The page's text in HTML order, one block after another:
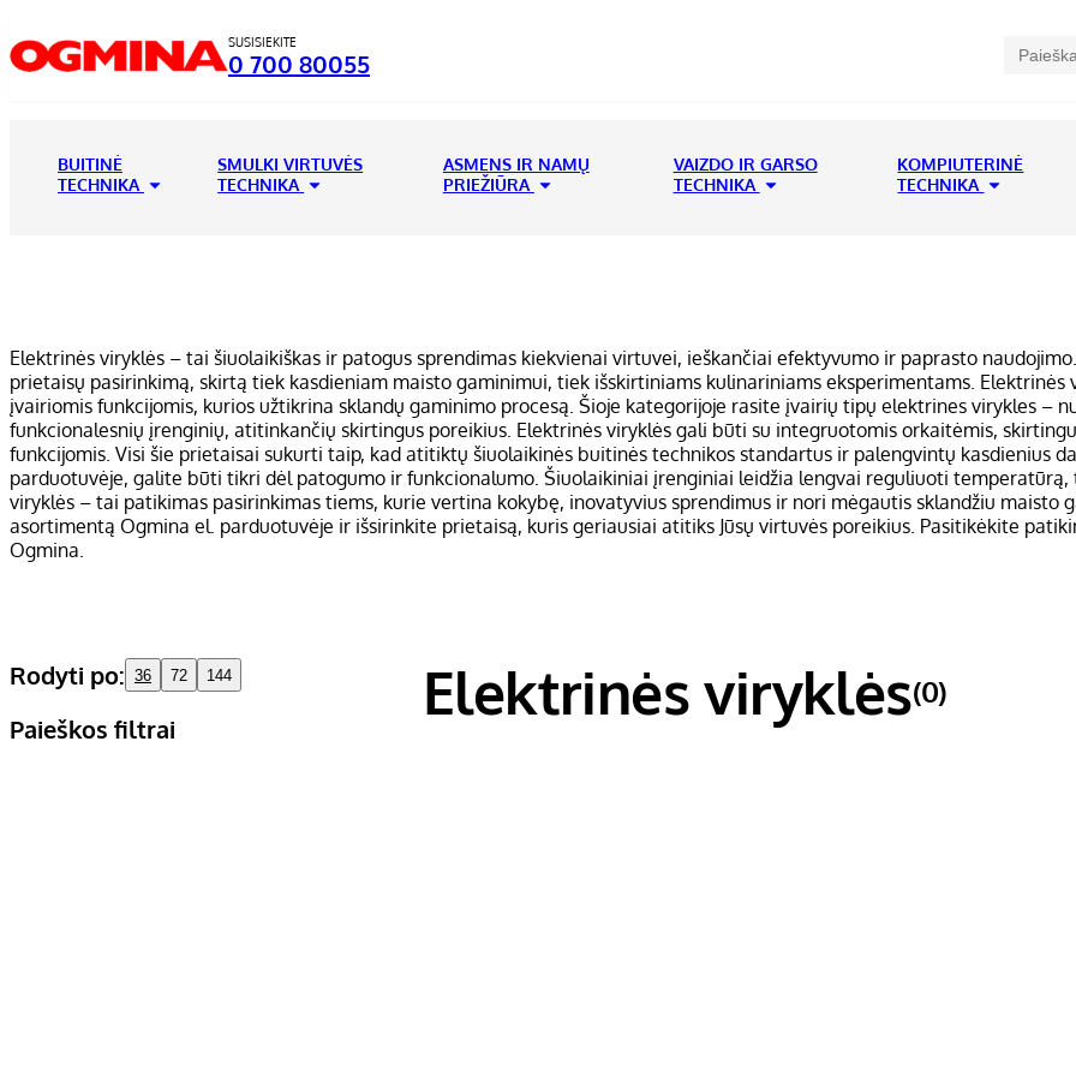
SUSISIEKITE
0 700 80055
BUITINĖ
TECHNIKA
SMULKI VIRTUVĖS
TECHNIKA
ASMENS IR NAMŲ
PRIEŽIŪRA
VAIZDO IR GARSO
TECHNIKA
KOMPIUTERINĖ
TECHNIKA
Elektrinės viryklės – tai šiuolaikiškas ir patogus sprendimas kiekvienai virtuvei, ieškančiai efektyvumo ir paprasto
prietaisų pasirinkimą, skirtą tiek kasdieniam maisto gaminimui, tiek išskirtiniams kulinariniams eksperimentams.
įvairiomis funkcijomis, kurios užtikrina sklandų gaminimo procesą. Šioje kategorijoje rasite įvairių tipų elektrines virykles –
funkcionalesnių įrenginių, atitinkančių skirtingus poreikius. Elektrinės viryklės gali būti su integruotomis orkaitėmis,
funkcijomis. Visi šie prietaisai sukurti taip, kad atitiktų šiuolaikinės buitinės technikos standartus ir palengvintų kasdienius
parduotuvėje, galite būti tikri dėl patogumo ir funkcionalumo. Šiuolaikiniai įrenginiai leidžia lengvai reguliuoti
viryklės – tai patikimas pasirinkimas tiems, kurie vertina kokybę, inovatyvius sprendimus ir nori mėgautis sklandžiu
asortimentą Ogmina el. parduotuvėje ir išsirinkite prietaisą, kuris geriausiai atitiks Jūsų virtuvės poreikius. Pasitikėkite
Ogmina.
Rodyti po: 36 72 144
Paieškos filtrai
Elektrinės viryklės(0)